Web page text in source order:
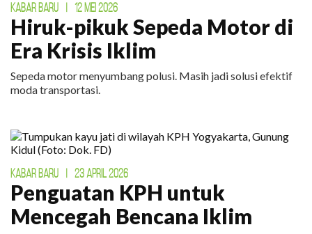
KABAR BARU 12 MEI 2026
Hiruk-pikuk Sepeda Motor di
Era Krisis Iklim
Sepeda motor menyumbang polusi. Masih jadi solusi efektif
moda transportasi.
KABAR BARU 23 APRIL 2026
Penguatan KPH untuk
Mencegah Bencana Iklim